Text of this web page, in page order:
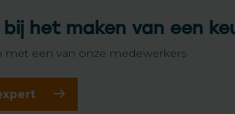
bij het maken van een
een van onze medewerkers